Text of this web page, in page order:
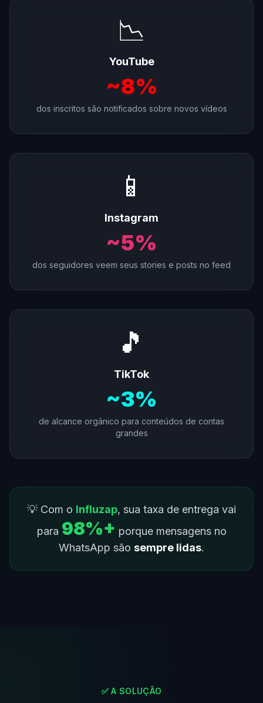
📉
YouTube
~8%
dos inscritos são notificados sobre novos vídeos
📱
Instagram
~5%
dos seguidores veem seus stories e posts no feed
🎵
TikTok
~3%
de alcance orgânico para conteúdos de contas
grandes
💡 Com o Influzap, sua taxa de entrega vai
para 98%+ porque mensagens no
WhatsApp são sempre lidas.
✅ A SOLUÇÃO